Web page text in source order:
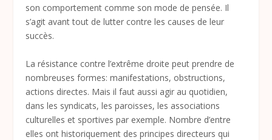
son comportement comme son mode de pensée. Il
s’agit avant tout de lutter contre les causes de leur
succès.
La résistance contre l’extrême droite peut prendre de
nombreuses formes: manifestations, obstructions,
actions directes. Mais il faut aussi agir au quotidien,
dans les syndicats, les paroisses, les associations
culturelles et sportives par exemple. Nombre d’entre
elles ont historiquement des principes directeurs qui